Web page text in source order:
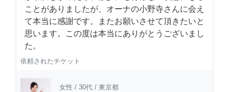
ことがありましたが、オーナの小野寺さんに会え
て本当に感謝です。またお願いさせて頂きたいと
思います。この度は本当にありがとうございまし
た。
依頼されたチケット
女性 / 30代 / 東京都